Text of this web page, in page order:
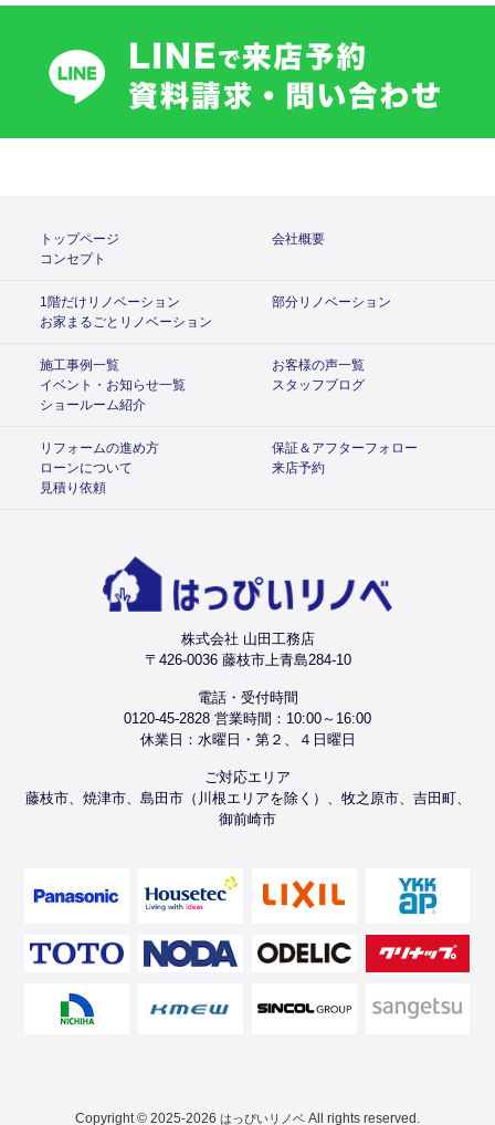
トップページ
会社概要
コンセプト
1階だけリノベーション
部分リノベーション
お家まるごとリノベーション
施工事例一覧
お客様の声一覧
イベント・お知らせ一覧
スタッフブログ
ショールーム紹介
リフォームの進め方
保証＆アフターフォロー
ローンについて
来店予約
見積り依頼
株式会社 山田工務店
〒426-0036 藤枝市上青島284-10
電話・受付時間
0120-45-2828 営業時間：10:00～16:00
休業日：水曜日・第２、４日曜日
ご対応エリア
藤枝市、焼津市、島田市（川根エリアを除く）、牧之原市、吉田町、
御前崎市
Copyright © 2025-2026 はっぴいリノベ All rights reserved.